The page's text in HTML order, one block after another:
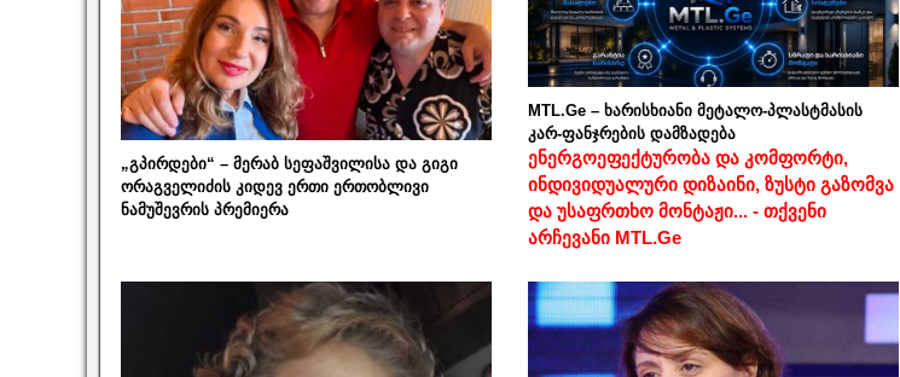
„გპირდები“ – მერაბ სეფაშვილისა და გიგი
ორაგველიძის კიდევ ერთი ერთობლივი
ნამუშევრის პრემიერა
MTL.Ge – ხარისხიანი მეტალო-პლასტმასის
კარ-ფანჯრების დამზადება
ენერგოეფექტურობა და კომფორტი,
ინდივიდუალური დიზაინი, ზუსტი გაზომვა
და უსაფრთხო მონტაჟი... - თქვენი
არჩევანი MTL.Ge